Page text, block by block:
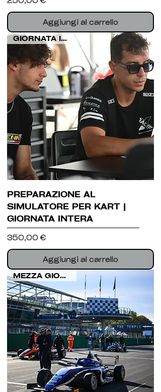
Aggiungi al carrello
GIORNATA INTERA
PREPARAZIONE AL
SIMULATORE PER KART |
GIORNATA INTERA
Prezzo
350,00 €
Aggiungi al carrello
MEZZA GIORNATA